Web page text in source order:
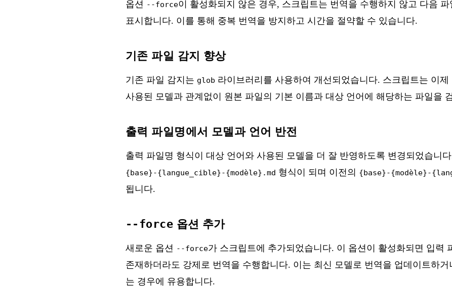
옵션 --force이 활성화되지 않은 경우, 스크립트는 번역을 수행하지 않고 다음
표시합니다. 이를 통해 중복 번역을 방지하고 시간을 절약할 수 있습니다.
기존 파일 감지 향상
기존 파일 감지는 glob 라이브러리를 사용하여 개선되었습니다. 스크립트는 이
사용된 모델과 관계없이 원본 파일의 기본 이름과 대상 언어에 해당하는 파일을
출력 파일명에서 모델과 언어 반전
출력 파일명 형식이 대상 언어와 사용된 모델을 더 잘 반영하도록 변경되었습니
{base}-{langue_cible}-{modèle}.md 형식이 되며 이전의 {base}-{modèle}-
됩니다.
--force 옵션 추가
새로운 옵션 --force가 스크립트에 추가되었습니다. 이 옵션이 활성화되면 입력
존재하더라도 강제로 번역을 수행합니다. 이는 최신 모델로 번역을 업데이트하거
는 경우에 유용합니다.